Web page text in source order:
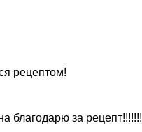
рецептом!
благодарю за рецепт!!!!!!!